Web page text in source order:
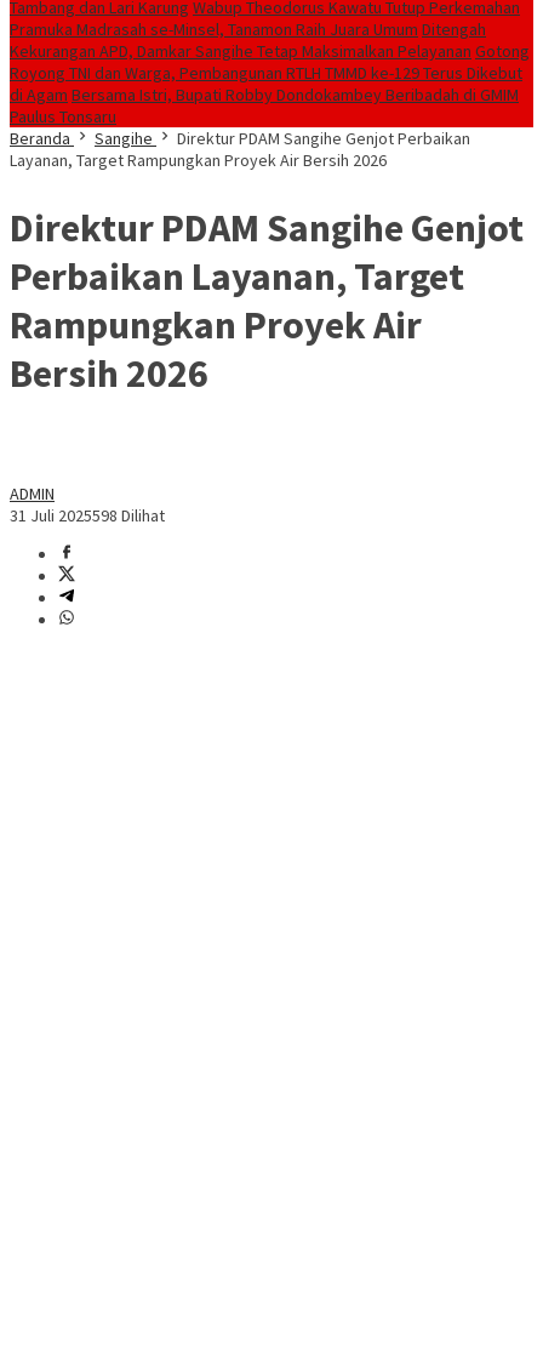
Tambang dan Lari Karung Wabup Theodorus Kawatu Tutup Perkemahan
Pramuka Madrasah se-Minsel, Tanamon Raih Juara Umum Ditengah
Kekurangan APD, Damkar Sangihe Tetap Maksimalkan Pelayanan Gotong
Royong TNI dan Warga, Pembangunan RTLH TMMD ke-129 Terus Dikebut
di Agam Bersama Istri, Bupati Robby Dondokambey Beribadah di GMIM
Paulus Tonsaru
Beranda
Sangihe
Direktur PDAM Sangihe Genjot Perbaikan
Layanan, Target Rampungkan Proyek Air Bersih 2026
Direktur PDAM Sangihe Genjot
Perbaikan Layanan, Target
Rampungkan Proyek Air
Bersih 2026
ADMIN
31 Juli 2025598 Dilihat